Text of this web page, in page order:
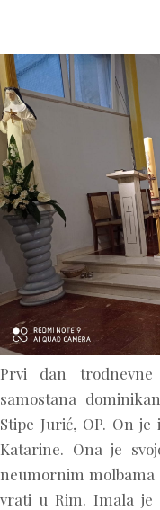
Prvi dan
samostana
Stipe Jurić, OP. On
Katarine. Ona je
neumornim molbama
vrati u Rim. Imala je